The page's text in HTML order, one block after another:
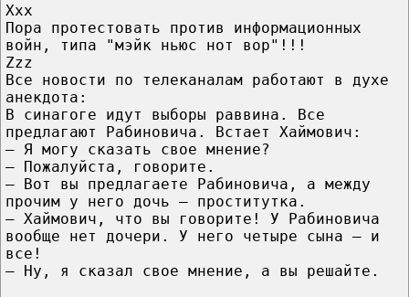
Ххх
Пора протестовать против информационных
войн, типа "мэйк ньюс нот вор"!!!
Zzz
Все новости по телеканалам работают в духе
анекдота:
В синагоге идут выборы раввина. Все
предлагают Рабиновича. Встает Хаймович:
— Я могу сказать свое мнение?
— Пожалуйста, говорите.
— Вот вы предлагаете Рабиновича, а между
про­чим у него дочь — проститутка.
— Хаймович, что вы говорите! У Рабиновича
во­обще нет дочери. У него четыре сына — и
все!
— Ну, я сказал свое мнение, а вы решайте.